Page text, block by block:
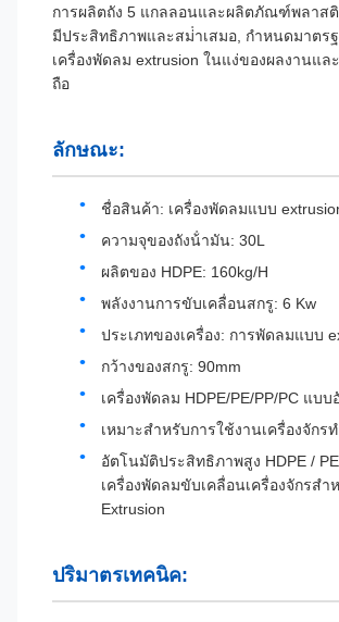
การผลิตถัง 5 แกลลอนและผลิตภัณฑ์พลาส
มีประสิทธิภาพและสม่ําเสมอ, กําหนดมาตร
เครื่องพัดลม extrusion ในแง่ของผลงานแล
ถือ
ลักษณะ:
ชื่อสินค้า: เครื่องพัดลมแบบ
ความจุของถังน้ํามัน: 30L
ผลิตของ HDPE: 160kg/H
พลังงานการขับเคลื่อนสกรู: 6 Kw
ประเภทของเครื่อง: การพัดลมแบบ
กว้างของสกรู: 90mm
เครื่องพัดลม HDPE/PE/PP/PC แบ
เหมาะสําหรับการใช้งานเครื่องจักร
อัตโนมัติประสิทธิภาพสูง HDPE /
เครื่องพัดลมขับเคลื่อนเครื่องจักรสํ
Extrusion
ปริมาตรเทคนิค: